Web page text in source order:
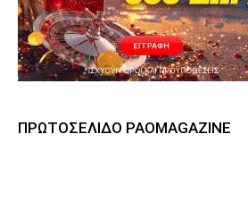
ΠΡΩΤΟΣΈΛΙΔΟ PAOMAGAZINE